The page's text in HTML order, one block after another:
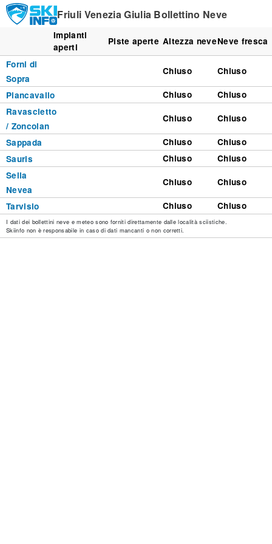
Friuli Venezia Giulia Bollettino Neve
Impianti
aperti
Piste aperte Altezza neveNeve fresca
Forni di
Sopra
Chiuso Chiuso
Piancavallo Chiuso
Chiuso
Ravascletto
/ Zoncolan
Chiuso Chiuso
Sappada Chiuso
Chiuso
Sauris
Chiuso
Chiuso
Sella
Nevea
Chiuso Chiuso
Tarvisio Chiuso Chiuso
I dati dei bollettini neve e meteo sono forniti direttamente dalle località sciistiche.
Skiinfo non è responsabile in caso di dati mancanti o non corretti.